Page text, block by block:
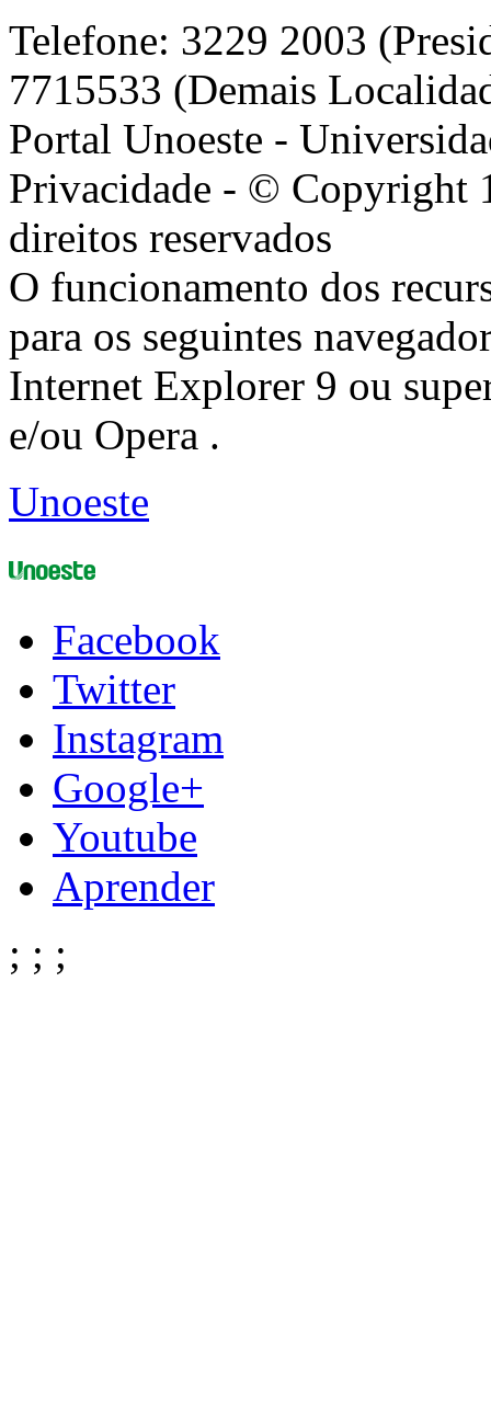
Telefone: 3229 2003
7715533 (Demais
Portal Unoeste -
Privacidade - © Copyright
direitos reservados
O funcionamento dos
para os seguintes
Internet Explorer 9 ou
e/ou Opera .
Unoeste
Facebook
Twitter
Instagram
Google+
Youtube
Aprender
; ; ;